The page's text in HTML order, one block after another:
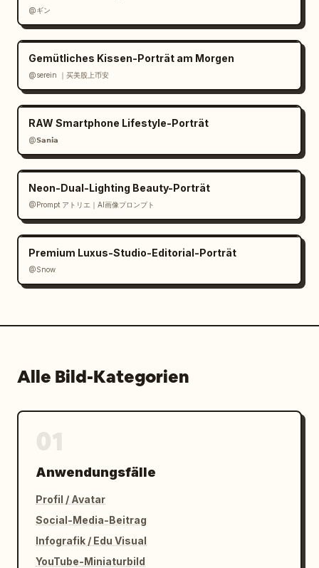
@ギン
Gemütliches Kissen-Porträt am Morgen
@serein ｜买美股上币安
RAW Smartphone Lifestyle-Porträt
@𝗦𝗮𝗻𝗶𝗮
Neon-Dual-Lighting Beauty-Porträt
@Prompt アトリエ｜AI画像プロンプト
Premium Luxus-Studio-Editorial-Porträt
@Snow
Alle Bild-Kategorien
Anwendungsfälle
Profil / Avatar
Social-Media-Beitrag
Infografik / Edu Visual
YouTube-Miniaturbild